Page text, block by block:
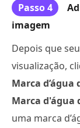
Passo 4
imagem
Depois que
visualização,
Marca d’água
Marca d'água
uma marca